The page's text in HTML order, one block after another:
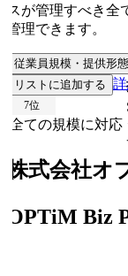
が管理すべき全て
理できます。
従業員規模・提供形態
従業員規模
ての規模に対応
リストに追加する 詳
位
式会社オ
Biz